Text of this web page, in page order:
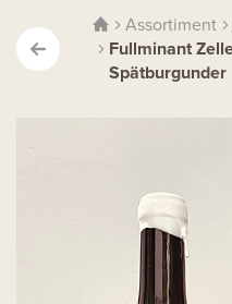
Assortiment
Fullminant
Spätburgunder